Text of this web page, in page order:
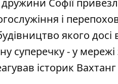
Софії
і
якого досі
суперечку - у
історик Вахтанг